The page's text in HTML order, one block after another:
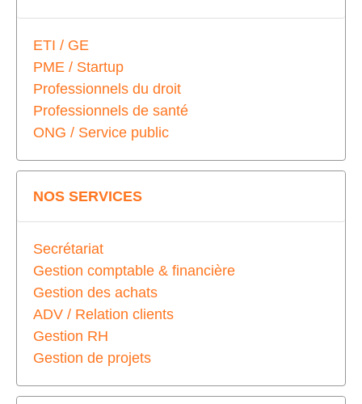
ETI / GE
PME / Startup
Professionnels du droit
Professionnels de santé
ONG / Service public
NOS SERVICES
Secrétariat
Gestion comptable & financière
Gestion des achats
ADV / Relation clients
Gestion RH
Gestion de projets